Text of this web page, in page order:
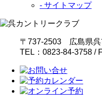
- サイトマップ
〒737-2503 広島県呉
TEL：0823-84-3758 /